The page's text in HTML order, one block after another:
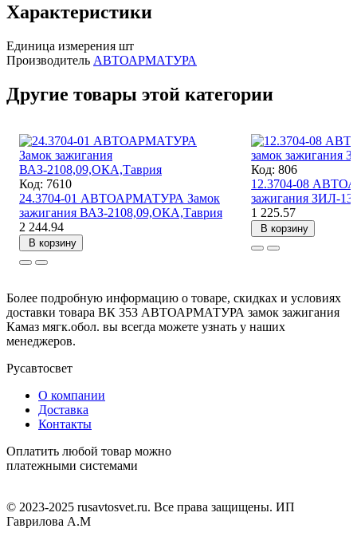
Характеристики
Единица измерения шт
Производитель АВТОАРМАТУРА
Другие товары этой категории
Код: 7610
24.3704-01 АВТОАРМАТУРА Замок
зажигания ВАЗ-2108,09,ОКА,Таврия
2 244.94
В корзину
Код: 806
12.3704-08
зажигания ЗИЛ-
1 225.57
В корзину
Более подробную информацию о товаре, скидках и условиях
доставки товара ВК 353 АВТОАРМАТУРА замок зажигания
Камаз мягк.обол. вы всегда можете узнать у наших
менеджеров.
Русавтосвет
О компании
Доставка
Контакты
Оплатить любой товар можно
платежными системами
© 2023-2025 rusavtosvet.ru. Все права защищены. ИП
Гаврилова А.М